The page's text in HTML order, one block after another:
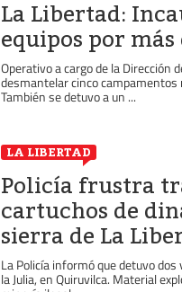
La Libertad:
equipos por más
Operativo a cargo de la Dirección
desmantelar cinco campamentos
También se detuvo a un ...
LA LIBERTAD
Policía frustra
cartuchos de
sierra de La
La Policía informó que detuvo
la Julia, en Quiruvilca. Material